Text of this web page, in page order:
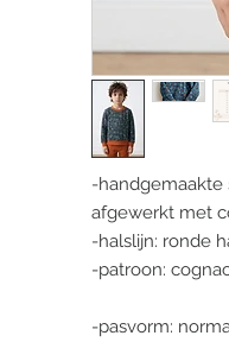
-
afgewerkt met
-halslijn: ronde
-patroon:
-pasvorm: